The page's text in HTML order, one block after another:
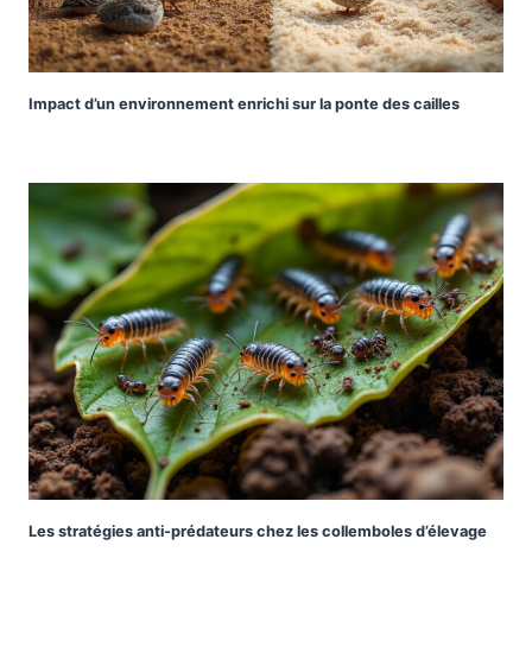
Impact d’un environnement enrichi sur la ponte des cailles
Les stratégies anti-prédateurs chez les collemboles d’élevage